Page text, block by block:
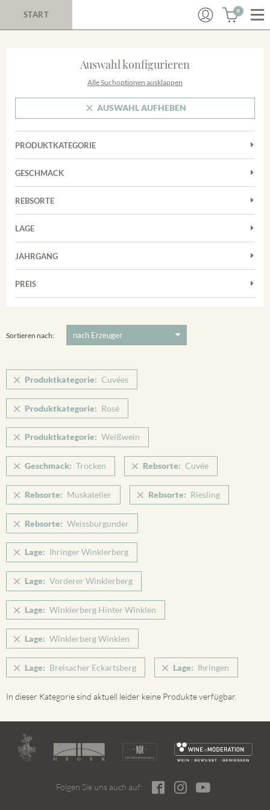
START 0
Auswahl konfigurieren
Alle Suchoptionen ausklappen
AUSWAHL AUFHEBEN
PRODUKTKATEGORIE
Cuvées
Rosé
Weißwein
GESCHMACK
Trocken
REBSORTE
Chardonnay
Grauburgunder
Riesling
Spätburgunder
LAGE
Achkarrer Schlossberg
Vorderer Winklerberg
Winklerberg Hinter Winklen
Winklerberg Winklen
Ihringen
JAHRGANG
PREIS
Sortieren nach:
Produktkategorie: Cuvées
Produktkategorie: Rosé
Produktkategorie: Weißwein
Geschmack: Trocken Rebsorte: Cuvée
Rebsorte: Muskateller Rebsorte: Riesling
Rebsorte: Weissburgunder
Lage: Ihringer Winklerberg
Lage: Vorderer Winklerberg
Lage: Winklerberg Hinter Winklen
Lage: Winklerberg Winklen
Lage: Breisacher Eckartsberg Lage: Ihringen
In dieser Kategorie sind aktuell leider keine Produkte verfügbar.
Folgen Sie uns auch auf: